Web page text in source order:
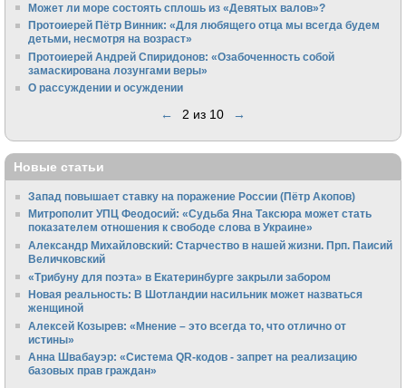
Может ли море состоять сплошь из «Девятых валов»?
Протоиерей Пётр Винник: «Для любящего отца мы всегда будем
детьми, несмотря на возраст»
Протоиерей Андрей Спиридонов: «Озабоченность собой
замаскирована лозунгами веры»
О рассуждении и осуждении
← 2 из 10 →
Новые статьи
Запад повышает ставку на поражение России (Пётр Акопов)
Митрополит УПЦ Феодосий: «Судьба Яна Таксюра может стать
показателем отношения к свободе слова в Украине»
Алек­сандр Михайловский: Старчество в нашей жизни. Прп. Паисий
Величковский
«Трибуну для поэта» в Екатеринбурге закрыли забором
Новая реальность: В Шотландии насильник может назваться
женщиной
Алексей Козырев: «Мнение – это всегда то, что отлично от
истины»
Анна Швабауэр: «Система QR-кодов - запрет на реализацию
базовых прав граждан»